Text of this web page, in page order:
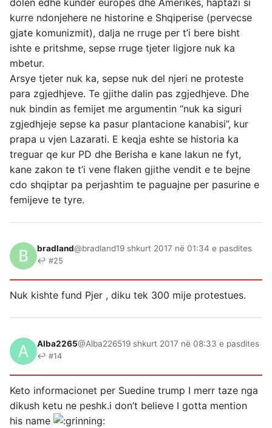
dolen edhe kunder europes dhe Amerikes, haptazi si
kurre ndonjehere ne historine e Shqiperise (pervecse
gjate komunizmit), dalja ne rruge per t’i bere bisht
ishte e pritshme, sepse rruge tjeter ligjore nuk ka
mbetur.
Arsye tjeter nuk ka, sepse nuk del njeri ne proteste
para zgjedhjeve. Te gjithe dalin pas zgjedhjeve. Dhe
nuk bindin as femijet me argumentin “nuk ka siguri
zgjedhjeje sepse ka pasur plantacione kanabisi”, kur
prapa u vjen Lazarati. E keqja eshte se historia ka
treguar qe kur PD dhe Berisha e kane lakun ne fyt,
kane zakon te t’i vene flaken gjithe vendit e te bejne
cdo shqiptar pa perjashtim te paguajne per pasurine e
femijeve te tyre.
bradland@bradland19 shkurt 2017 në 01:34 e pasdites
↩ #25
Nuk kishte fund Pjer , diku tek 300 mije protestues.
Alba2265@Alba226519 shkurt 2017 në 08:33 e pasdites
↩ #14
Keto informacionet per Suedine trump I merr taze nga
dikush ketu ne peshk.i don’t believe I gotta mention
his name